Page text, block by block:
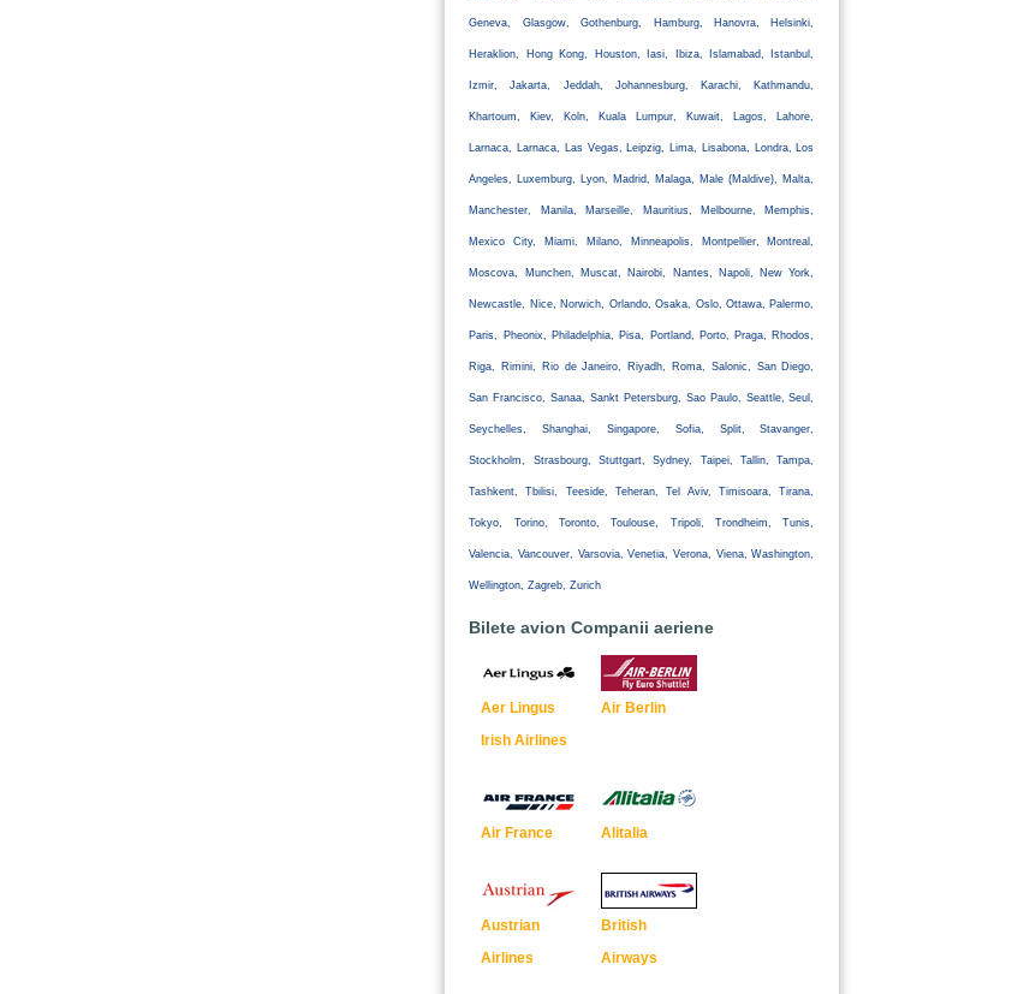
Geneva, Glasgow, Gothenburg, Hamburg, Hanovra, Helsinki,
Heraklion, Hong Kong, Houston, Iasi, Ibiza, Islamabad, Istanbul,
Izmir, Jakarta, Jeddah, Johannesburg, Karachi, Kathmandu,
Khartoum, Kiev, Koln, Kuala Lumpur, Kuwait, Lagos, Lahore,
Larnaca, Larnaca, Las Vegas, Leipzig, Lima, Lisabona, Londra, Los
Angeles, Luxemburg, Lyon, Madrid, Malaga, Male (Maldive), Malta,
Manchester, Manila, Marseille, Mauritius, Melbourne, Memphis,
Mexico City, Miami, Milano, Minneapolis, Montpellier, Montreal,
Moscova, Munchen, Muscat, Nairobi, Nantes, Napoli, New York,
Newcastle, Nice, Norwich, Orlando, Osaka, Oslo, Ottawa, Palermo,
Paris, Pheonix, Philadelphia, Pisa, Portland, Porto, Praga, Rhodos,
Riga, Rimini, Rio de Janeiro, Riyadh, Roma, Salonic, San Diego,
San Francisco, Sanaa, Sankt Petersburg, Sao Paulo, Seattle, Seul,
Seychelles, Shanghai, Singapore, Sofia, Split, Stavanger,
Stockholm, Strasbourg, Stuttgart, Sydney, Taipei, Tallin, Tampa,
Tashkent, Tbilisi, Teeside, Teheran, Tel Aviv, Timisoara, Tirana,
Tokyo, Torino, Toronto, Toulouse, Tripoli, Trondheim, Tunis,
Valencia, Vancouver, Varsovia, Venetia, Verona, Viena, Washington,
Wellington, Zagreb, Zurich
Bilete avion Companii aeriene
Aer Lingus
Irish Airlines
Air Berlin
Air France Alitalia
Austrian
Airlines
British
Airways